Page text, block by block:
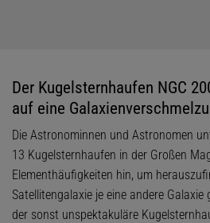
Der Kugelsternhaufen NGC
auf eine
Die Astronominnen und Astronomen
13 Kugelsternhaufen in der Großen
Elementhäufigkeiten hin, um
Satellitengalaxie je eine andere
der sonst unspektakuläre